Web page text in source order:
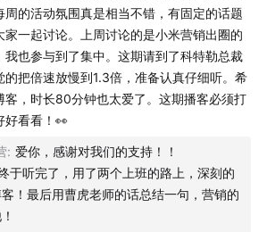
信科特勒一派的理论，无论是最早的
5.0时代，科特勒都有一个非常核心的
消费者创造和传递需求。
发生了非常大的变化，我去年还专门
大变天》来说这件事，这篇文章写出
到了很多时代的机会，比如现在有句
周的活动氛围真是相当不错，有固定的话题
家一起讨论。上周讨论的是小米营销出圈的
我也参与到了集中。这期请到了科特勒总裁
的把倍速放慢到1.3倍，准备认真仔细听。希
客，时长80分钟也太爱了。这期播客必须打
好看看！👀
: 爱你，感谢对我们的支持！！
于听完了，用了两个上班的路上，深刻的
！最后用曹虎老师的话总结一句，营销的